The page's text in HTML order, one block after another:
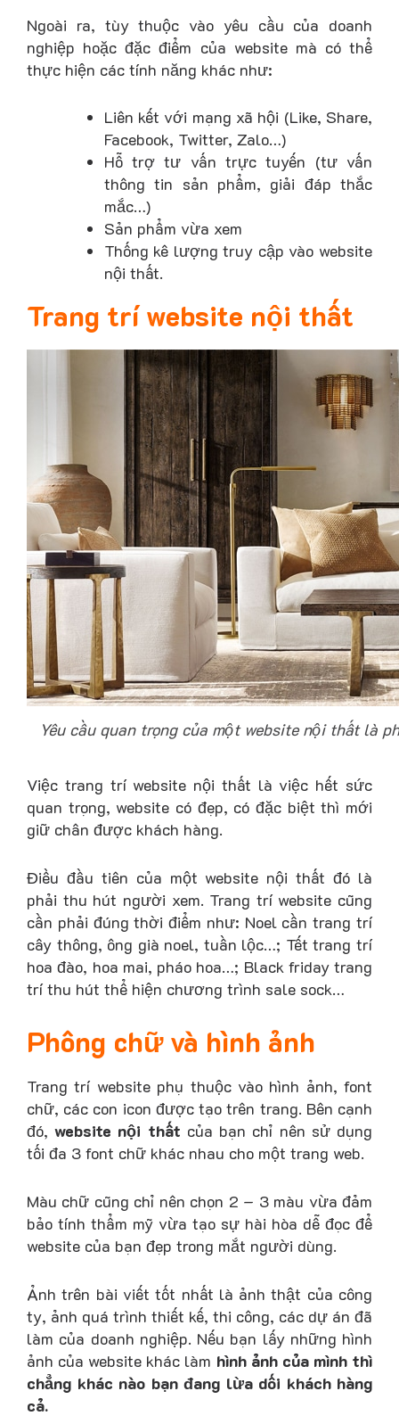
Ngoài ra, tùy thuộc vào yêu cầu của doanh
nghiệp hoặc đặc điểm của website mà có thể
thực hiện các tính năng khác như:
Liên kết với mạng xã hội (Like, Share,
Facebook, Twitter, Zalo…)
Hỗ trợ tư vấn trực tuyến (tư vấn
thông tin sản phẩm, giải đáp thắc
mắc…)
Sản phẩm vừa xem
Thống kê lượng truy cập vào website
nội thất.
Trang trí website nội thất
Yêu cầu quan trọng của một website nội thất là
Việc trang trí website nội thất là việc hết sức
quan trọng, website có đẹp, có đặc biệt thì mới
giữ chân được khách hàng.
Điều đầu tiên của một website nội thất đó là
phải thu hút người xem. Trang trí website cũng
cần phải đúng thời điểm như: Noel cần trang trí
cây thông, ông già noel, tuần lộc…; Tết trang trí
hoa đào, hoa mai, pháo hoa…; Black friday trang
trí thu hút thể hiện chương trình sale sock…
Phông chữ và hình ảnh
Trang trí website phụ thuộc vào hình ảnh, font
chữ, các con icon được tạo trên trang. Bên cạnh
đó,website nội thất của bạn chỉ nên sử dụng
tối đa 3 font chữ khác nhau cho một trang web.
Màu chữ cũng chỉ nên chọn 2 – 3 màu vừa đảm
bảo tính thẩm mỹ vừa tạo sự hài hòa dễ đọc để
website của bạn đẹp trong mắt người dùng.
Ảnh trên bài viết tốt nhất là ảnh thật của công
ty, ảnh quá trình thiết kế, thi công, các dự án đã
làm của doanh nghiệp. Nếu bạn lấy những hình
ảnh của website khác làm hình ảnh của mình thì
chẳng khác nào bạn đang lừa dối khách hàng
cả.